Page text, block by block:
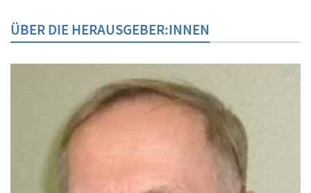
ÜBER DIE HERAUSGEBER:INNEN